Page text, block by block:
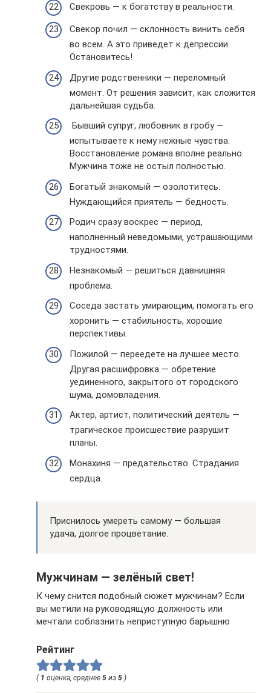
Свекровь — к богатству в реальности.
Свекор почил — склонность винить себя
во всем. А это приведет к депрессии.
Остановитесь!
Другие родственники — переломный
момент. От решения зависит, как сложится
дальнейшая судьба.
Бывший супруг, любовник в гробу —
испытываете к нему нежные чувства.
Восстановление романа вполне реально.
Мужчина тоже не остыл полностью.
Богатый знакомый — озолотитесь.
Нуждающийся приятель — бедность.
Родич сразу воскрес — период,
наполненный неведомыми, устрашающими
трудностями.
Незнакомый — решиться давнишняя
проблема.
Соседа застать умирающим, помогать его
хоронить — стабильность, хорошие
перспективы.
Пожилой — переедете на лучшее место.
Другая расшифровка — обретение
уединенного, закрытого от городского
шума, домовладения.
Актер, артист, политический деятель —
трагическое происшествие разрушит
планы.
Монахиня — предательство. Страдания
сердца.
Приснилось умереть самому — большая
удача, долгое процветание.
Мужчинам — зелёный свет!
К чему снится подобный сюжет мужчинам? Если
вы метили на руководящую должность или
мечтали соблазнить неприступную барышню
Рейтинг
( 1 оценка, среднее 5 из 5 )